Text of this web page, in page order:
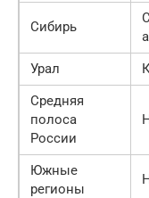
Сибирь
Урал
Средняя
полоса
России
Южные
регионы